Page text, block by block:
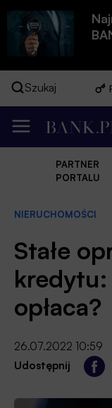
Szukaj
PARTNER
PORTALU
NIERUCHOMOŚCI
Stałe
kredytu:
opłaca?
26.07.2022 10:59
Udostępnij